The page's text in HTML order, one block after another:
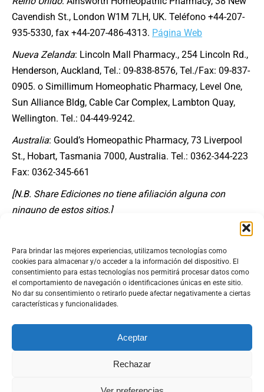
Para brindar las mejores experiencias, utilizamos tecnologías como
cookies para almacenar y/o acceder a la información del dispositivo. El
consentimiento para estas tecnologías nos permitirá procesar datos como
el comportamiento de navegación o identificaciones únicas en este sitio.
No dar su consentimiento o retirarlo puede afectar negativamente a ciertas
características y funcionalidades.
Aceptar
Rechazar
Cavendish St., London W1M 7LH, UK. Teléfono +44-207-
935-5330, fax +44-207-486-4313. Página Web
Nueva Zelanda: Lincoln Mall Pharmacy., 254 Lincoln Rd.,
Henderson, Auckland, Tel.: 09-838-8576, Tel./Fax: 09-837-
0905. o Simillimum Homeophatic Pharmacy, Level One,
Sun Alliance Bldg, Cable Car Complex, Lambton Quay,
Wellington. Tel.: 04-449-9242.
Australia: Gould’s Homeopathic Pharmacy, 73 Liverpool
St., Hobart, Tasmania 7000, Australia. Tel.: 0362-344-223
Fax: 0362-345-661
[N.B. Share Ediciones no tiene afiliación alguna con
ninguno de estos sitios.]
Benjamin Creme ha aconsejado a la gente que no se deje
engañar con seminarios que enseñan cómo convertir
agua potable ordinaria en ‘agua curativa’ agregando unas
cucharadas de agua magnetizada. Él afirma que sólo el
agua original del manantial tiene propiedades curativas y
original son igualmente efectivas.
Facebook
Twitter
EmailCompartir